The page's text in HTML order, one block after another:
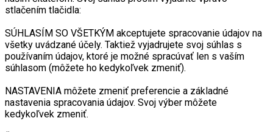
stlačením tlačidla:
SÚHLASÍM SO VŠETKÝM akceptujete spracovanie údajov na
všetky uvádzané účely. Taktiež vyjadrujete svoj súhlas s
používaním údajov, ktoré je možné spracúvať len s vaším
súhlasom (môžete ho kedykoľvek zmeniť).
NASTAVENIA môžete zmeniť preferencie a základné
nastavenia spracovania údajov. Svoj výber môžete
kedykoľvek zmeniť.